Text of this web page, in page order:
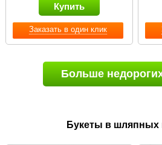
Заказать в один клик
Купить
Больше
Букеты в шляпных